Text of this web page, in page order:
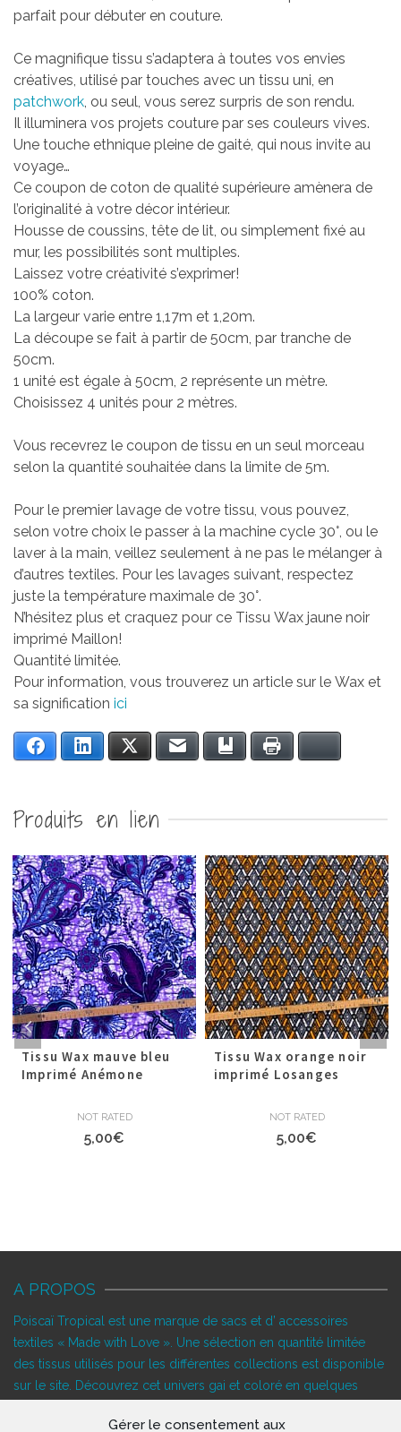
Gérer le consentement aux
parfait pour débuter en couture.
Ce magnifique tissu s’adaptera à toutes vos envies
créatives, utilisé par touches avec un tissu uni, en
patchwork, ou seul, vous serez surpris de son rendu.
Il illuminera vos projets couture par ses couleurs vives.
Une touche ethnique pleine de gaité, qui nous invite au
voyage…
Ce coupon de coton de qualité supérieure amènera de
l’originalité à votre décor intérieur.
Housse de coussins, tête de lit, ou simplement fixé au
mur, les possibilités sont multiples.
Laissez votre créativité s’exprimer!
100% coton.
La largeur varie entre 1,17m et 1,20m.
La découpe se fait à partir de 50cm, par tranche de
50cm.
1 unité est égale à 50cm, 2 représente un mètre.
Choisissez 4 unités pour 2 mètres.
Vous recevrez le coupon de tissu en un seul morceau
selon la quantité souhaitée dans la limite de 5m.
Pour le premier lavage de votre tissu, vous pouvez,
selon votre choix le passer à la machine cycle 30°, ou le
laver à la main, veillez seulement à ne pas le mélanger à
d’autres textiles. Pour les lavages suivant, respectez
juste la température maximale de 30°.
N’hésitez plus et craquez pour ce Tissu Wax jaune noir
imprimé Maillon!
Quantité limitée.
Pour information, vous trouverez un article sur le Wax et
sa signification ici
Facebook LinkedIn Twitter Bookmark
Produits en lien
Tissu Wax mauve bleu
Imprimé Anémone
NOT RATED
5,00€
Tissu Wax orange noir
imprimé Losanges
NOT RATED
5,00€
A PROPOS
Poiscaï Tropical est une marque de sacs et d’ accessoires
textiles « Made with Love ». Une sélection en quantité limitée
des tissus utilisés pour les différentes collections est disponible
sur le site. Découvrez cet univers gai et coloré en quelques